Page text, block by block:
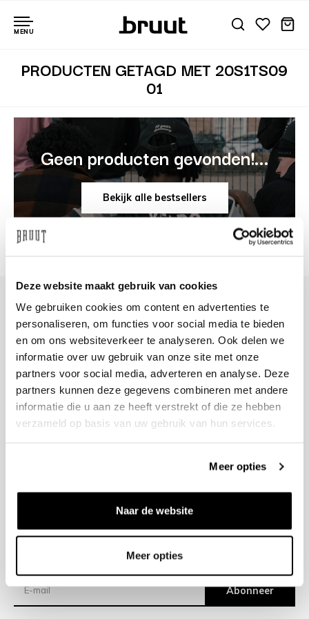
Deze website maakt gebruik van cookies
We gebruiken cookies om content en advertenties te
personaliseren, om functies voor social media te bieden
en om ons websiteverkeer te analyseren. Ook delen we
informatie over uw gebruik van onze site met onze
partners voor social media, adverteren en analyse. Deze
partners kunnen deze gegevens combineren met andere
informatie die u aan ze heeft verstrekt of die ze hebben
verzameld op basis van uw gebruik van hun services.
Meer opties
Naar de website
Meer opties
MENU
PRODUCTEN GETAGD MET 20S1TS09
01
Geen producten gevonden!...
Bekijk alle bestsellers
+31 23 205 2006
info@bruut.nl
Contact Formulier
Open 11:00 - 21:00
OPENINGSTIJDEN
Verzending
Abonneer